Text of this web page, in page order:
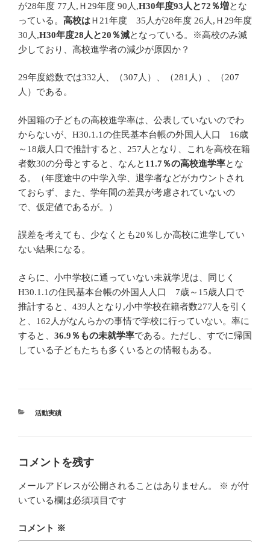
が28年度 77人,Ｈ29年度 90人,H30年度93人と72％増とな
っている。 高校はＨ21年度 35人が28年度 26人,Ｈ29年度
30人,H30年度28人と20％減となっている。※高校のみ減
少しており、高校進学者の減少が原因か？
29年度総数では332人、（307人）、（281人）、（207
人）である。
外国籍の子どもの高校進学率は、公表していないのでわ
からないが、H30.1.1の住民基本台帳の外国人人口 16歳
～18歳人口で推計すると、257人となり、これを高校在籍
者数30の分母とすると、なんと 11.7％の高校進学率とな
る。（年度途中の中学入学、退学者などがカウントされ
ておらず、また、学年間の差異が考慮されていないの
で、仮定値であるが。）
誤差を考えても、少なくとも20％しか高校に進学してい
ない結果になる。
さらに、小中学校に通っていない未就学児は、同じく
H30.1.1の住民基本台帳の外国人人口 7歳～15歳人口で
推計すると、439人となり,小中学校在籍者数277人を引く
と、162人がなんらかの事情で学校に行っていない。率に
すると、 36.9％もの未就学率である。ただし、すでに帰国
している子どもたちも多くいるとの情報もある。
カ
活動実績
コメントを残す
メールアドレスが公開されることはありません。 ※ が付
いている欄は必須項目です
コメント ※